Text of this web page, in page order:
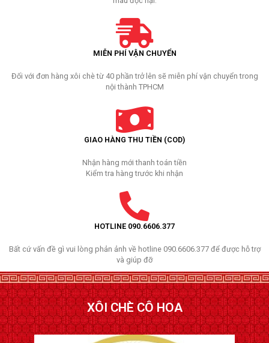
MIỄN PHÍ VẬN CHUYỂN
Đối với đơn hàng xôi chè từ 40 phần trở lên sẽ miễn phí vận chuyển trong
nội thành TPHCM
GIAO HÀNG THU TIỀN (COD)
Nhận hàng mới thanh toán tiền
Kiểm tra hàng trước khi nhận
HOTLINE 090.6606.377
Bất cứ vấn đề gì vui lòng phản ảnh về hotline 090.6606.377 để được hỗ trợ
và giúp đỡ
XÔI CHÈ CÔ HOA